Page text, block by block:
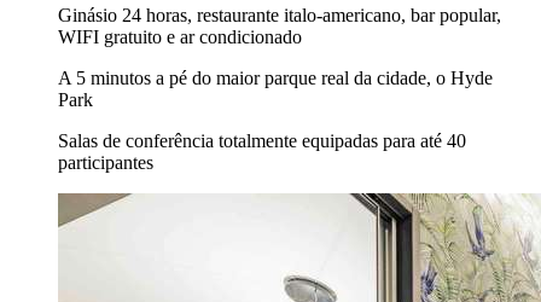
Ginásio 24 horas, restaurante italo-americano, bar popular,
WIFI gratuito e ar condicionado
A 5 minutos a pé do maior parque real da cidade, o Hyde
Park
Salas de conferência totalmente equipadas para até 40
participantes